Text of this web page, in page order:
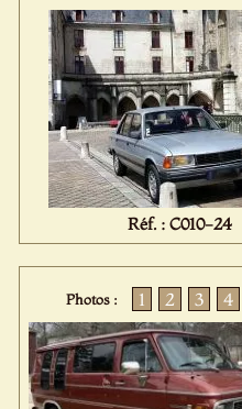
Réf. : C010-24
Photos : 1 2 3 4